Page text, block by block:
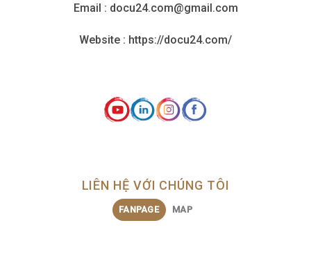
Email : docu24.com@gmail.com
Website : https://docu24.com/
LIÊN HỆ VỚI CHÚNG TÔI
FANPAGE MAP